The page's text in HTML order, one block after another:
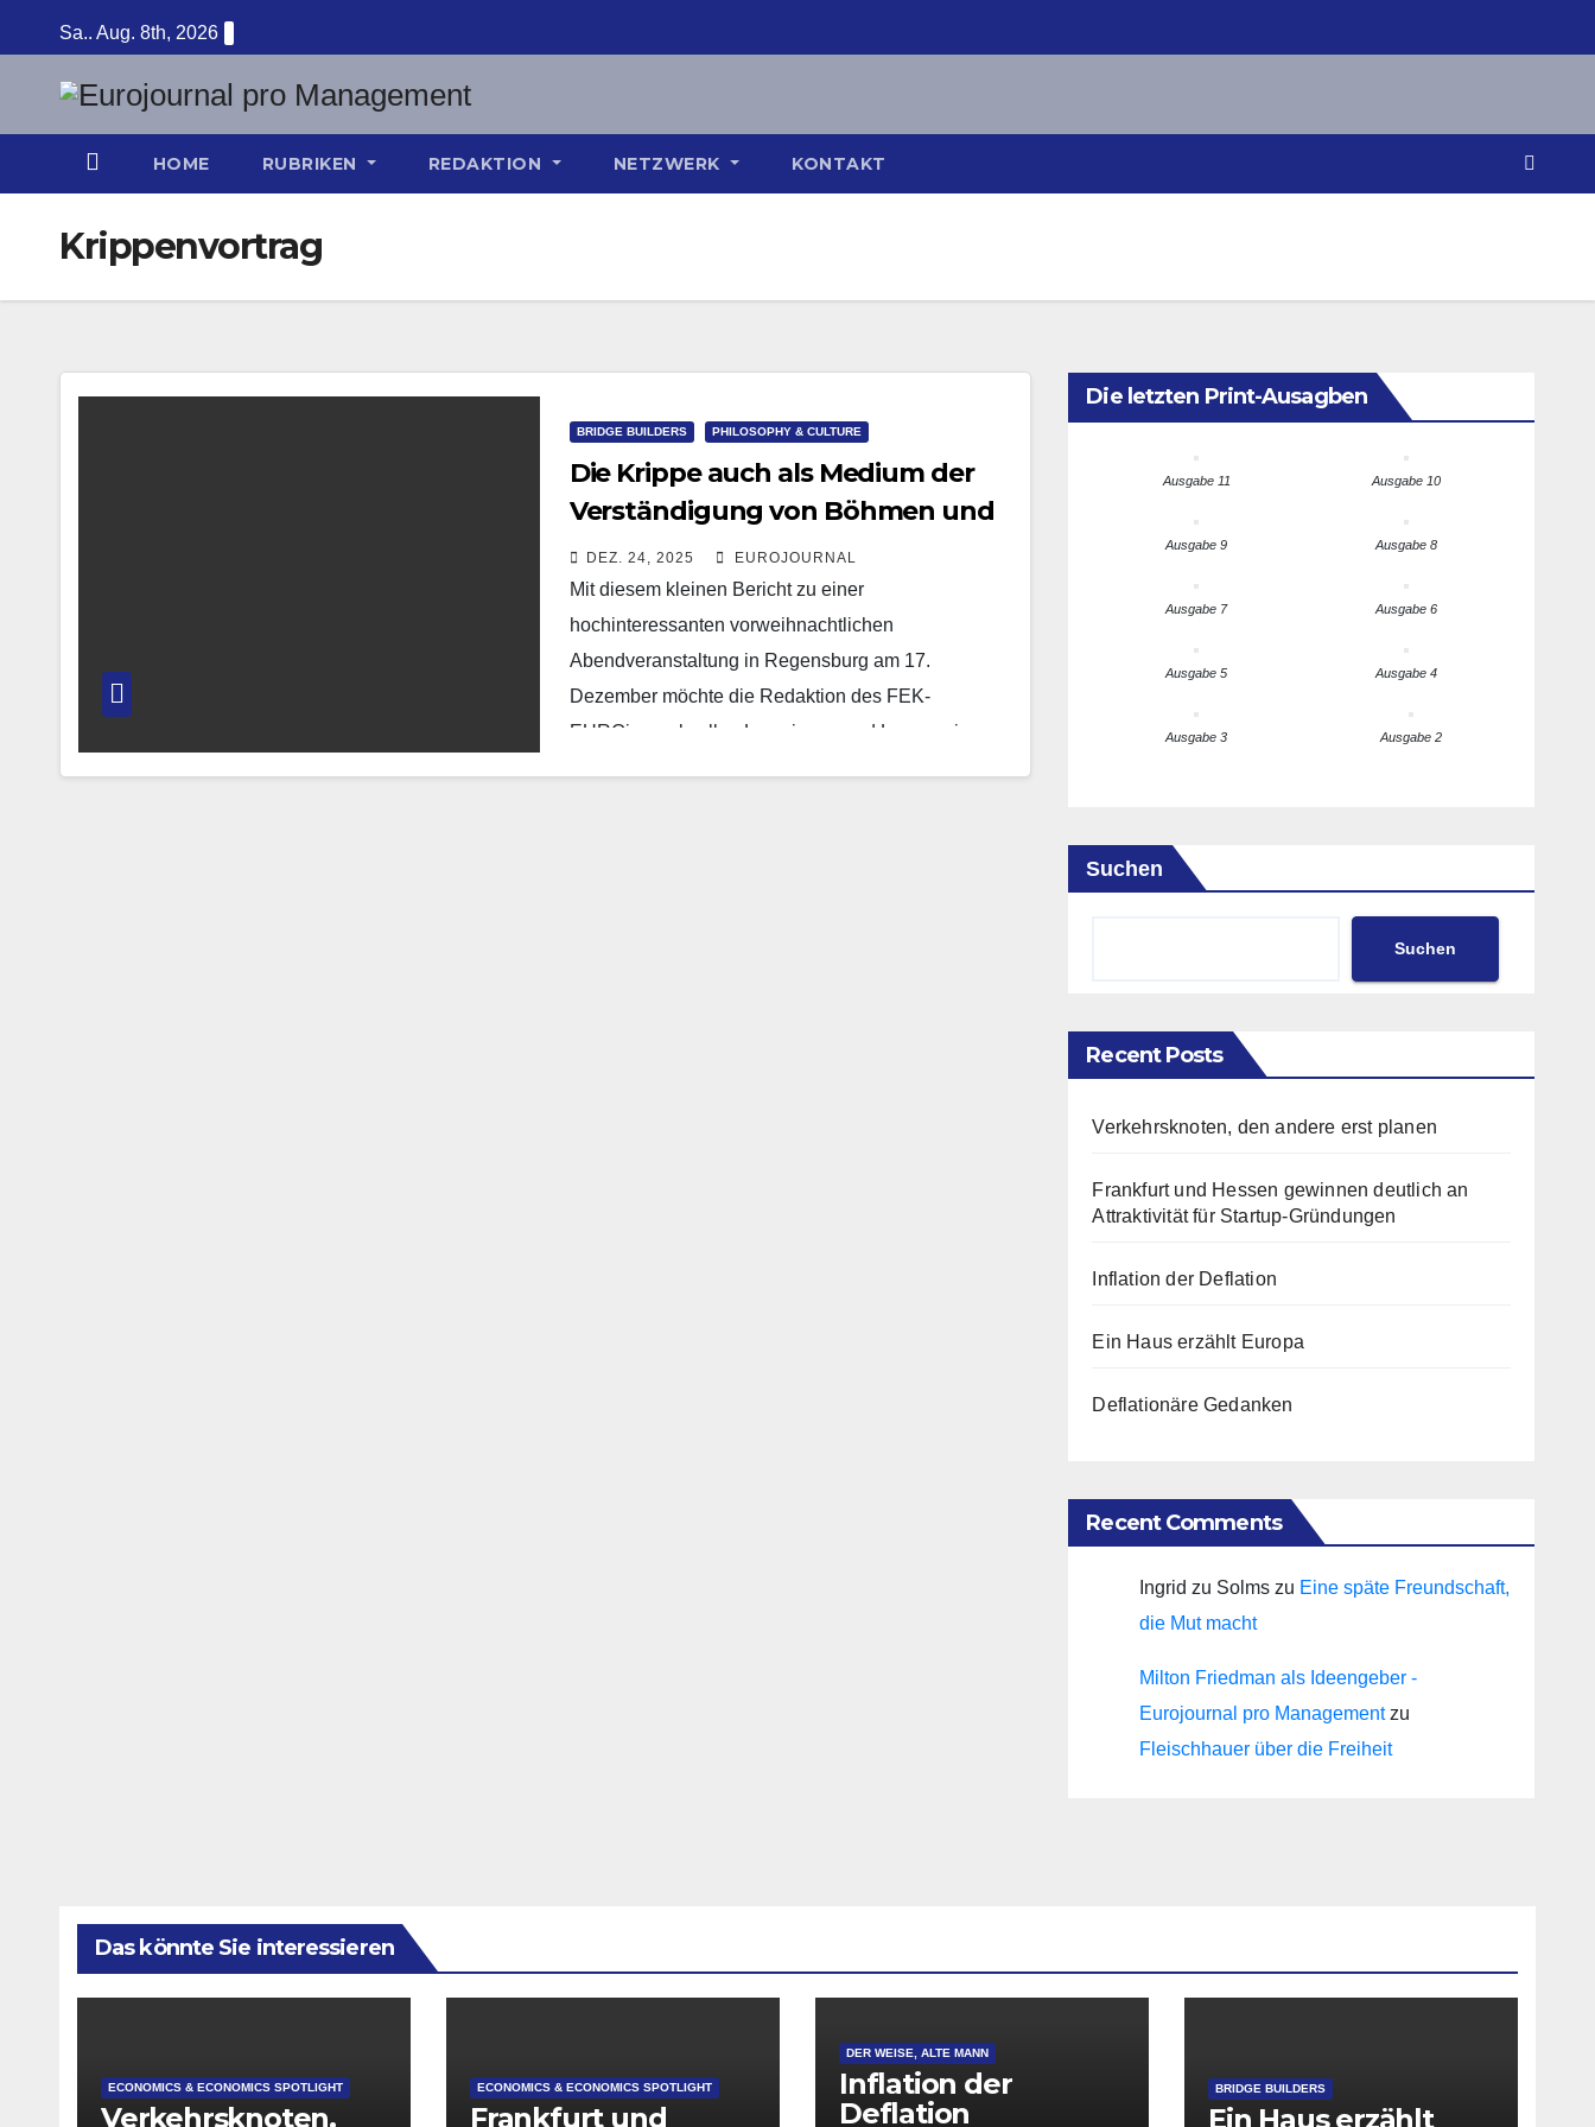
Inhalt
springen
Sa.. Aug. 8th, 2026
HOME RUBRIKEN REDAKTION NETZWERK KONTAKT
Krippenvortrag
BRIDGE BUILDERS PHILOSOPHY & CULTURE
Die Krippe auch als Medium der
Verständigung von Böhmen und
Bayern
DEZ. 24, 2025 EUROJOURNAL
Mit diesem kleinen Bericht zu einer
hochinteressanten vorweihnachtlichen
Abendveranstaltung in Regensburg am 17.
Dezember möchte die Redaktion des FEK-
EUROjournals allen Leserinnen und Lesern ein
Die letzten Print-Ausagben
Ausgabe 11 Ausgabe 10
Ausgabe 9 Ausgabe 8
Ausgabe 7 Ausgabe 6
Ausgabe 5 Ausgabe 4
Ausgabe 3 Ausgabe 2
Suchen
Suchen
Recent Posts
Verkehrsknoten, den andere erst planen
Frankfurt und Hessen gewinnen deutlich an
Attraktivität für Startup-Gründungen
Inflation der Deflation
Ein Haus erzählt Europa
Deflationäre Gedanken
Recent Comments
Ingrid zu Solms zu Eine späte Freundschaft,
die Mut macht
Milton Friedman als Ideengeber -
Eurojournal pro Managementzu
Fleischhauer über die Freiheit
Das könnte Sie interessieren
ECONOMICS & ECONOMICS SPOTLIGHT
Verkehrsknoten,
ECONOMICS & ECONOMICS SPOTLIGHT
Frankfurt und
DER WEISE, ALTE MANN
Inflation der
Deflation
BRIDGE BUILDERS
Ein Haus erzählt